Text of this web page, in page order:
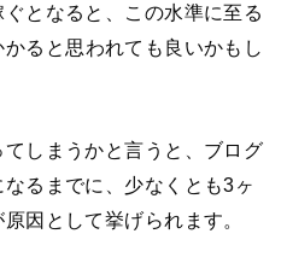
となると、この水準に至る
かると思われても良いかもし
しまうかと言うと、ブログ
るまでに、少なくとも3ヶ
因として挙げられます。